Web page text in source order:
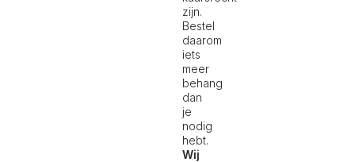
zijn.
Bestel
daarom
iets
meer
behang
dan
je
nodig
hebt.
Wij